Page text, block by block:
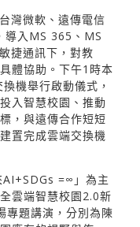
灣微軟、遠傳電信
導入MS 365、MS
捷通訊下，對教
體協助。下午1時本
機舉行啟動儀式，
入智慧校園、推動
，與遠傳合作短短
置完成雲端交換機
AI+SDGs =∞」為主
雲端智慧校園2.0新
專題講演，分別為陳